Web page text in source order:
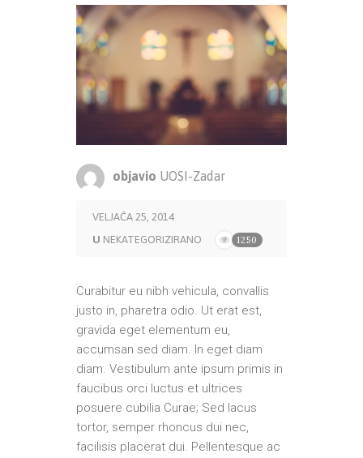
objavio UOSI-Zadar
VELJAČA 25, 2014
U NEKATEGORIZIRANO 1250
Curabitur eu nibh vehicula, convallis
justo in, pharetra odio. Ut erat est,
gravida eget elementum eu,
accumsan sed diam. In eget diam
diam. Vestibulum ante ipsum primis in
faucibus orci luctus et ultrices
posuere cubilia Curae; Sed lacus
tortor, semper rhoncus dui nec,
facilisis placerat dui. Pellentesque ac